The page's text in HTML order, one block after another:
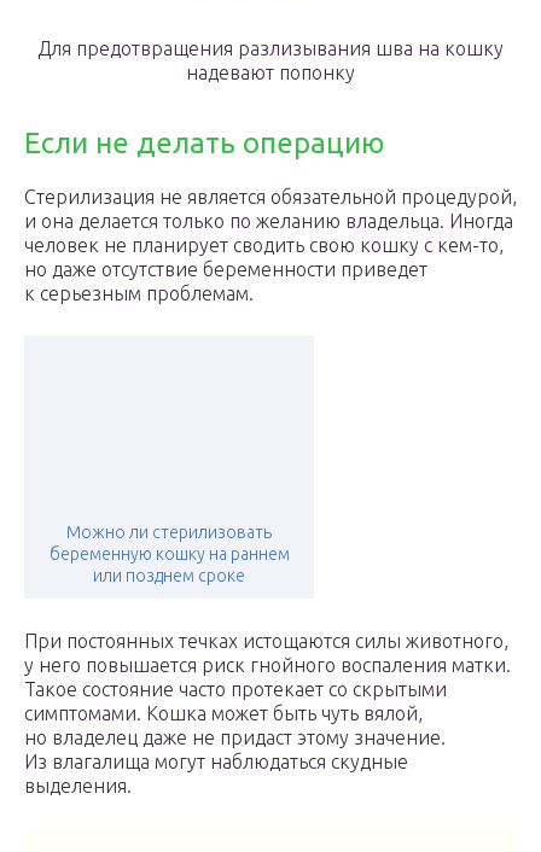
Для предотвращения разлизывания шва на кошку
надевают попонку
Если не делать операцию
Стерилизация не является обязательной процедурой,
и она делается только по желанию владельца. Иногда
человек не планирует сводить свою кошку с кем-то,
но даже отсутствие беременности приведет
к серьезным проблемам.
Можно ли стерилизовать
беременную кошку на раннем
или позднем сроке
При постоянных течках истощаются силы животного,
у него повышается риск гнойного воспаления матки.
Такое состояние часто протекает со скрытыми
симптомами. Кошка может быть чуть вялой,
но владелец даже не придаст этому значение.
Из влагалища могут наблюдаться скудные
выделения.